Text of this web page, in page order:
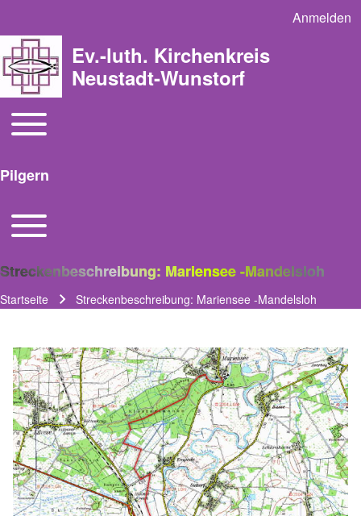
User
Anmelden
Ev.-luth. Kirchenkreis
Neustadt-Wunstorf
Main navigation
Toggle main menu
Pilgern
Toggle main menu
Streckenbeschreibung: Mariensee -Mandelsloh
Pfadnavigation
Startseite Streckenbeschreibung: Mariensee -Mandelsloh